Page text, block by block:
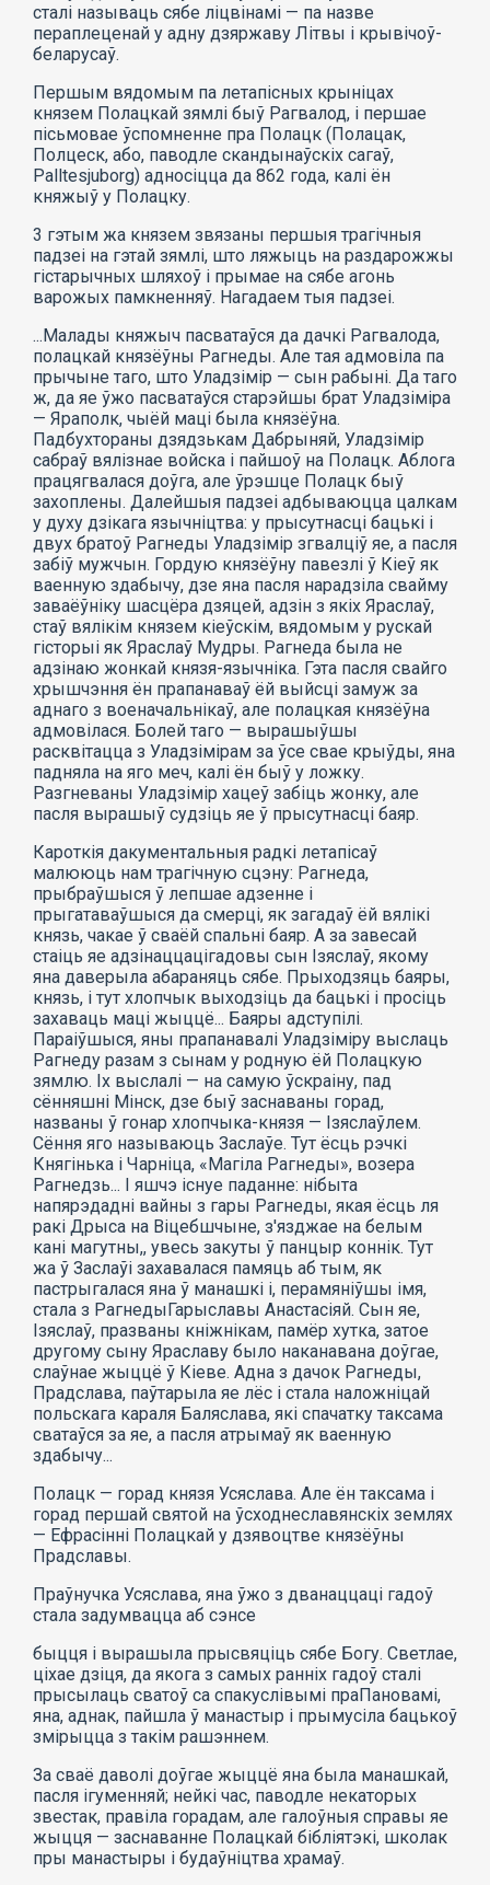
сталі называць сябе ліцвінамі — па назве
пераплеценай у адну дзяржаву Літвы і крывічоў-
беларусаў.
Першым вядомым па летапісных крыніцах
князем Полацкай зямлі быў Рагвалод, і першае
пісьмовае ўспомненне пра Полацк (Полацак,
Полцеск, або, паводле скандынаўскіх сагаў,
Palltesjuborg) адносіцца да 862 года, калі ён
княжыў у Полацку.
3 гэтым жа князем звязаны першыя трагічныя
падзеі на гэтай зямлі, што ляжыць на раздарожжы
гістарычных шляхоў і прымае на сябе агонь
варожых памкненняў. Нагадаем тыя падзеі.
...Малады княжыч пасватаўся да дачкі Рагвалода,
полацкай князёўны Рагнеды. Але тая адмовіла па
прычыне таго, што Уладзімір — сын рабыні. Да таго
ж, да яе ўжо пасватаўся старэйшы брат Уладзіміра
— Яраполк, чыёй маці была князёўна.
Падбухтораны дзядзькам Дабрыняй, Уладзімір
сабраў вялізнае войска і пайшоў на Полацк. Аблога
працягвалася доўга, але ўрэшце Полацк быў
захоплены. Далейшыя падзеі адбываюцца цалкам
у духу дзікага язычніцтва: у прысутнасці бацькі і
двух братоў Рагнеды Уладзімір згвалціў яе, а пасля
забіў мужчын. Гордую князёўну павезлі ў Кіеў як
ваенную здабычу, дзе яна пасля нарадзіла свайму
заваёўніку шасцёра дзяцей, адзін з якіх Яраслаў,
стаў вялікім князем кіеўскім, вядомым у рускай
гісторыі як Яраслаў Мудры. Рагнеда была не
адзінаю жонкай князя-язычніка. Гэта пасля свайго
хрышчэння ён прапанаваў ёй выйсці замуж за
аднаго з военачальнікаў, але полацкая князёўна
адмовілася. Болей таго — вырашыўшы
расквітацца з Уладзімірам за ўсе свае крыўды, яна
падняла на яго меч, калі ён быў у ложку.
Разгневаны Уладзімір хацеў забіць жонку, але
пасля вырашыў судзіць яе ў прысутнасці баяр.
Кароткія дакументальныя радкі летапісаў
малююць нам трагічную сцэну: Рагнеда,
прыбраўшыся ў лепшае адзенне і
прыгатаваўшыся да смерці, як загадаў ёй вялікі
князь, чакае ў сваёй спальні баяр. А за завесай
стаіць яе адзінаццацігадовы сын Ізяслаў, якому
яна даверыла абараняць сябе. Прыходзяць баяры,
князь, і тут хлопчык выходзіць да бацькі і просіць
захаваць маці жыццё... Баяры адступілі.
Параіўшыся, яны прапанавалі Уладзіміру выслаць
Рагнеду разам з сынам у родную ёй Полацкую
зямлю. Іх выслалі — на самую ўскраіну, пад
сённяшні Мінск, дзе быў заснаваны горад,
названы ў гонар хлопчыка-князя — Ізяслаўлем.
Сёння яго называюць Заслаўе. Тут ёсць рэчкі
Княгінька і Чарніца, «Магіла Рагнеды», возера
Рагнедзь... I яшчэ існуе паданне: нібыта
напярэдадні вайны з гары Рагнеды, якая ёсць ля
ракі Дрыса на Віцебшчыне, з'язджае на белым
кані магутны,, увесь закуты ў панцыр коннік. Тут
жа ў Заслаўі захавалася памяць аб тым, як
пастрыгалася яна ў манашкі і, перамяніўшы імя,
стала з РагнедыГарыславы Анастасіяй. Сын яе,
Ізяслаў, празваны кніжнікам, памёр хутка, затое
другому сыну Яраславу было наканавана доўгае,
слаўнае жыццё ў Кіеве. Адна з дачок Рагнеды,
Прадслава, паўтарыла яе лёс і стала наложніцай
польскага караля Баляслава, які спачатку таксама
сватаўся за яе, а пасля атрымаў як ваенную
здабычу...
Полацк — горад князя Усяслава. Але ён таксама і
горад першай святой на ўсходнеславянскіх землях
— Ефрасінні Полацкай у дзявоцтве князёўны
Прадславы.
Праўнучка Усяслава, яна ўжо з дванаццаці гадоў
стала задумвацца аб сэнсе
быцця і вырашыла прысвяціць сябе Богу. Светлае,
ціхае дзіця, да якога з самых ранніх гадоў сталі
прысылаць сватоў са спакуслівымі праПановамі,
яна, аднак, пайшла ў манастыр і прымусіла бацькоў
змірыцца з такім рашэннем.
За сваё даволі доўгае жыццё яна была манашкай,
пасля ігуменняй; нейкі час, паводле некаторых
звестак, правіла горадам, але галоўныя справы яе
жыцця — заснаванне Полацкай бібліятэкі, школак
пры манастыры і будаўніцтва храмаў.